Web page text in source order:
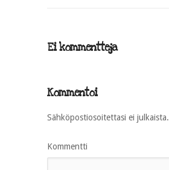
Ei kommentteja
Kommentoi
Sähköpostiosoitettasi ei julkaista.
Kommentti